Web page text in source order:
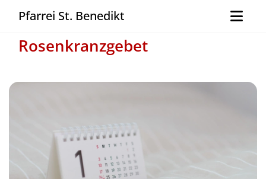
Pfarrei St. Benedikt
Rosenkranzgebet